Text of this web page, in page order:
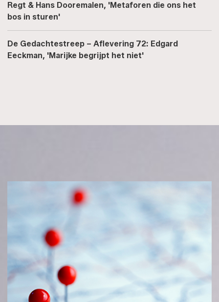
Regt & Hans Dooremalen, 'Metaforen die ons het
bos in sturen'
De Gedachtestreep – Aflevering 72: Edgard
Eeckman, 'Marijke begrijpt het niet'